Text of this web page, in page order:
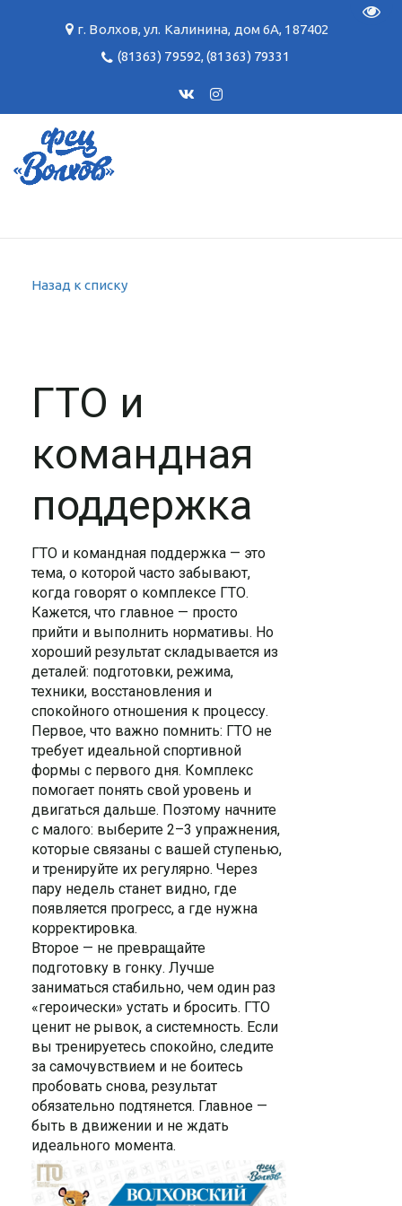
г. Волхов,ул. Калинина, дом 6А, 187402
(81363) 79592,(81363) 79331
Назад к списку
ГТО и
командная
поддержка
ГТО и командная поддержка — это
тема, о которой часто забывают,
когда говорят о комплексе ГТО.
Кажется, что главное — просто
прийти и выполнить нормативы. Но
хороший результат складывается из
деталей: подготовки, режима,
техники, восстановления и
спокойного отношения к процессу.
Первое, что важно помнить: ГТО не
требует идеальной спортивной
формы с первого дня. Комплекс
помогает понять свой уровень и
двигаться дальше. Поэтому начните
с малого: выберите 2–3 упражнения,
которые связаны с вашей ступенью,
и тренируйте их регулярно. Через
пару недель станет видно, где
появляется прогресс, а где нужна
корректировка.
Второе — не превращайте
подготовку в гонку. Лучше
заниматься стабильно, чем один раз
«героически» устать и бросить. ГТО
ценит не рывок, а системность. Если
вы тренируетесь спокойно, следите
за самочувствием и не боитесь
пробовать снова, результат
обязательно подтянется. Главное —
быть в движении и не ждать
идеального момента.